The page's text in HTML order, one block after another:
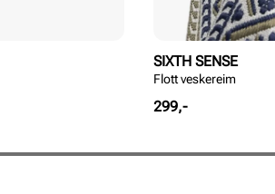
SIXTH SENSE
Flott veskereim
Pris
299,-